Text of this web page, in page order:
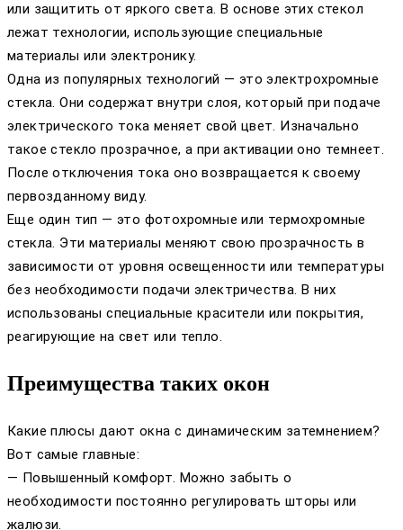
или защитить от яркого света. В основе этих стекол
лежат технологии, использующие специальные
материалы или электронику.
Одна из популярных технологий — это электрохромные
стекла. Они содержат внутри слоя, который при подаче
электрического тока меняет свой цвет. Изначально
такое стекло прозрачное, а при активации оно темнеет.
После отключения тока оно возвращается к своему
первозданному виду.
Еще один тип — это фотохромные или термохромные
стекла. Эти материалы меняют свою прозрачность в
зависимости от уровня освещенности или температуры
без необходимости подачи электричества. В них
использованы специальные красители или покрытия,
реагирующие на свет или тепло.
Преимущества таких окон
Какие плюсы дают окна с динамическим затемнением?
Вот самые главные:
— Повышенный комфорт. Можно забыть о
необходимости постоянно регулировать шторы или
жалюзи.